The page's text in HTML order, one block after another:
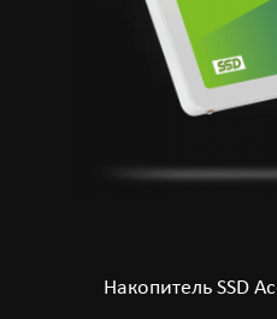
Накопитель SSD